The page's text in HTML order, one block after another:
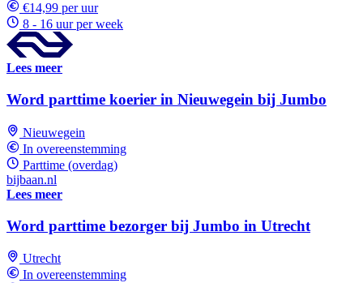
€14,99 per uur
8 - 16 uur per week
Lees meer
Word parttime koerier in Nieuwegein bij Jumbo
Nieuwegein
In overeenstemming
Parttime (overdag)
bijbaan.nl
Lees meer
Word parttime bezorger bij Jumbo in Utrecht
Utrecht
In overeenstemming